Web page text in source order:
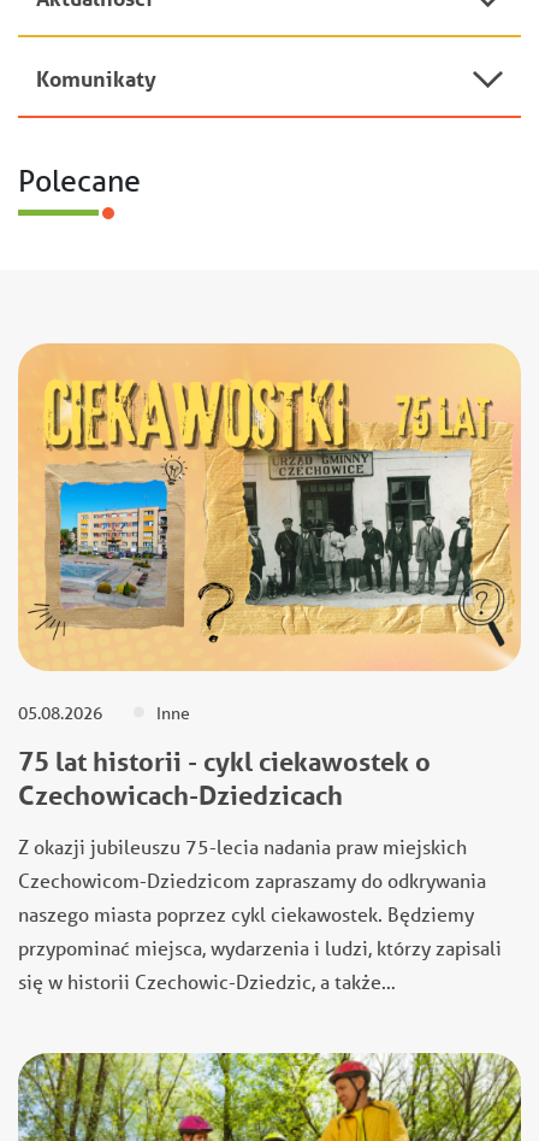
Toggle
Komunikaty
Polecane
05.08.2026 Inne
75 lat historii - cykl ciekawostek o
Czechowicach-Dziedzicach
Z okazji jubileuszu 75-lecia nadania praw miejskich
Czechowicom-Dziedzicom zapraszamy do odkrywania
naszego miasta poprzez cykl ciekawostek. Będziemy
przypominać miejsca, wydarzenia i ludzi, którzy zapisali
się w historii Czechowic-Dziedzic, a także…